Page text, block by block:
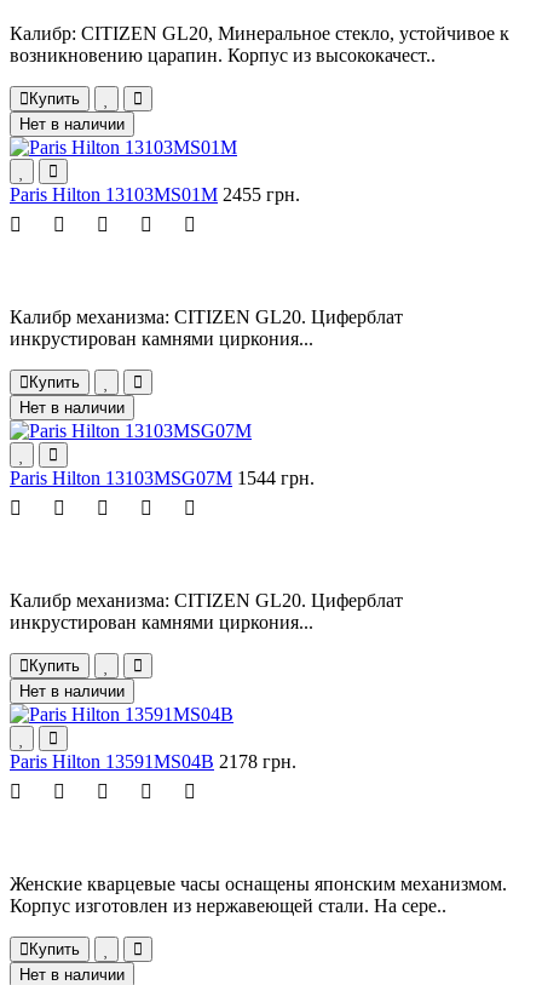
Калибр: CITIZEN GL20, Минеральное стекло, устойчивое к
возникновению царапин. Корпус из высококачест..
Купить
Нет в наличии
Paris Hilton 13103MS01M 2455 грн.
Калибр механизма: CITIZEN GL20. Циферблат
инкрустирован камнями циркония...
Купить
Нет в наличии
Paris Hilton 13103MSG07M 1544 грн.
Калибр механизма: CITIZEN GL20. Циферблат
инкрустирован камнями циркония...
Купить
Нет в наличии
Paris Hilton 13591MS04B 2178 грн.
Женские кварцевые часы оснащены японским механизмом.
Корпус изготовлен из нержавеющей стали. На сере..
Купить
Нет в наличии